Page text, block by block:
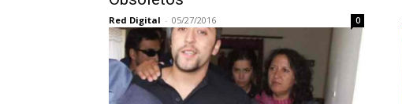
Red Digital - 05/27/2016 0